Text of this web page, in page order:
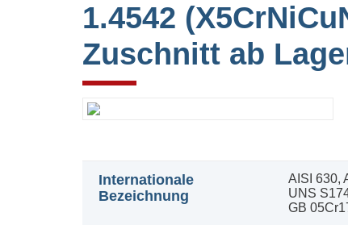
1.4542
Zuschnitt ab
Internationale
Bezeichnung
AISI 630,
UNS
GB